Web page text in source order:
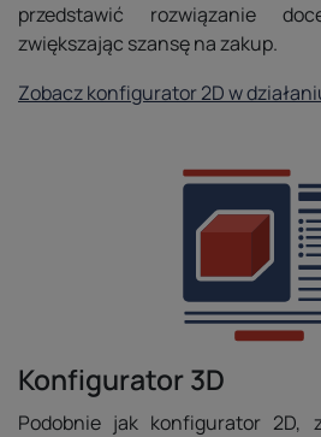
przedstawić rozwiązanie
zwiększając szansę na zakup.
Zobacz konfigurator 2D w
Konfigurator 3D
Podobnie jak konfigurator 2D,